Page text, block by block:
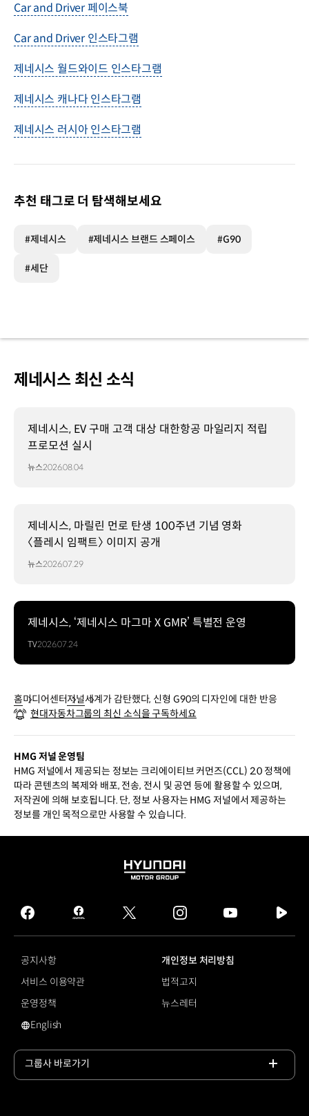
Car and Driver 페이스북
Car and Driver 인스타그램
제네시스 월드와이드 인스타그램
제네시스 캐나다 인스타그램
제네시스 러시아 인스타그램
추천 태그로 더 탐색해보세요
#제네시스 #제네시스 브랜드 스페이스 #G90
#세단
제네시스 최신 소식
제네시스, EV 구매 고객 대상 대한항공 마일리지 적립
프로모션 실시
뉴스2026.08.04
제네시스, 마릴린 먼로 탄생 100주년 기념 영화
〈플레시 임팩트〉 이미지 공개
뉴스2026.07.29
제네시스, ‘제네시스 마그마 X GMR’ 특별전 운영
TV2026.07.24
홈미디어센터저널세계가 감탄했다, 신형 G90의 디자인에 대한 반응
현대자동차그룹의 최신 소식을 구독하세요
HMG 저널 운영팀
HMG 저널에서 제공되는 정보는 크리에이티브 커먼즈(CCL) 2.0 정책에
따라 콘텐츠의 복제와 배포, 전송, 전시 및 공연 등에 활용할 수 있으며,
저작권에 의해 보호됩니다. 단, 정보 사용자는 HMG 저널에서 제공하는
정보를 개인 목적으로만 사용할 수 있습니다.
HYUNDAI
GROUP
facebook
hmg
journal
twitter instagram
tv
공지사항
개인정보 처리방침
서비스 이용약관
법적고지
운영정책
뉴스레터
영문 사이트로 이동
English
그룹사 바로가기